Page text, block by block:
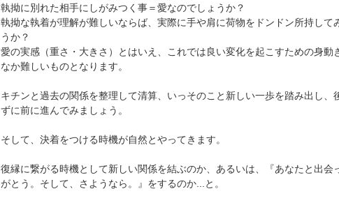
執拗に別れた相手にしがみつく事＝愛なのでしょうか？
執拗な執着が理解が難しいならば、実際に手や肩に荷物をドンドン所持して
うか？
愛の実感（重さ・大きさ）とはいえ、これでは良い変化を起こすための身動
なか難しいものとなります。
キチンと過去の関係を整理して清算、いっそのこと新しい一歩を踏み出し、
ずに前に進んでみましょう。
そして、決着をつける時機が自然とやってきます。
復縁に繋がる時機として新しい関係を結ぶのか、あるいは、『あなたと出会
がとう。そして、さようなら。』をするのか...と。